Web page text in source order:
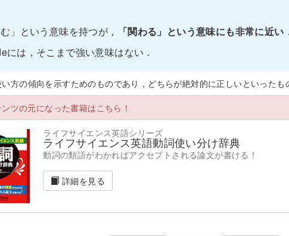
」という意味を持つが， 「関わる」という意味にも非常に近い ．
は，そこまで強い意味はない．
方の傾向を示すためのものであり，どちらが絶対的に正しいといったも
ツの元になった書籍はこちら！
ライフサイエンス英語シリーズ
ライフサイエンス英語動詞使い分け辞典
動詞の類語がわかればアクセプトされる論文が書ける！
詳細を見る